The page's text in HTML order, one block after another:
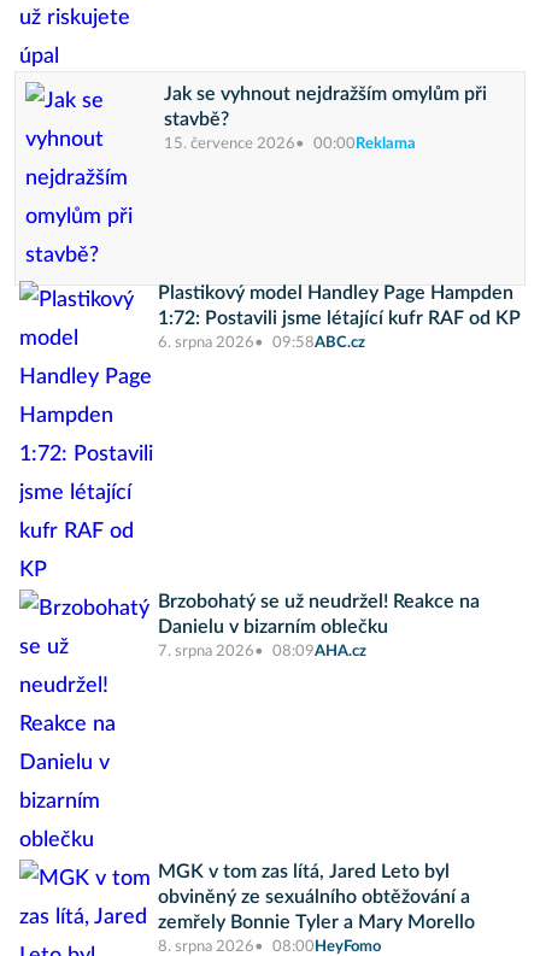
Jak se vyhnout nejdražším omylům při
stavbě?
15. července 2026 00:00 Reklama
Plastikový model Handley Page Hampden
1:72: Postavili jsme létající kufr RAF od KP
6. srpna 2026 09:58ABC.cz
Brzobohatý se už neudržel! Reakce na
Danielu v bizarním oblečku
7. srpna 2026 08:09AHA.cz
MGK v tom zas lítá, Jared Leto byl
obviněný ze sexuálního obtěžování a
zemřely Bonnie Tyler a Mary Morello
8. srpna 2026 08:00 HeyFomo